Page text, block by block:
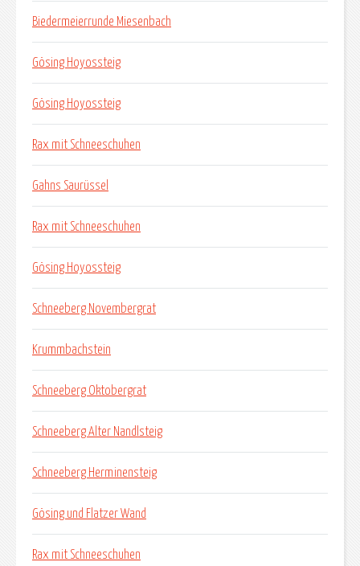
Biedermeierrunde Miesenbach
Gösing Hoyossteig
Gösing Hoyossteig
Rax mit Schneeschuhen
Gahns Saurüssel
Rax mit Schneeschuhen
Gösing Hoyossteig
Schneeberg Novembergrat
Krummbachstein
Schneeberg Oktobergrat
Schneeberg Alter Nandlsteig
Schneeberg Herminensteig
Gösing und Flatzer Wand
Rax mit Schneeschuhen